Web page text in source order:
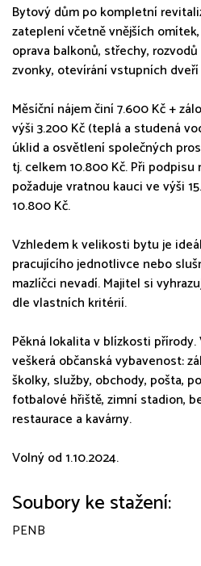
Bytový dům po kompletní
zateplení včetně vnějších
oprava balkonů, střechy,
zvonky, otevírání vstupních
Měsíční nájem činí 7.600 Kč +
výši 3.200 Kč (teplá a studená
úklid a osvětlení společných
tj. celkem 10.800 Kč. Při
požaduje vratnou kauci ve výši
10.800 Kč.
Vzhledem k velikosti bytu je
pracujícího jednotlivce nebo
mazlíčci nevadí. Majitel si
dle vlastních kritérií.
Pěkná lokalita v blízkosti
veškerá občanská vybavenost:
školky, služby, obchody, pošta,
fotbalové hřiště, zimní stadion,
restaurace a kavárny.
Volný od 1.10.2024.
Soubory ke stažení:
PENB